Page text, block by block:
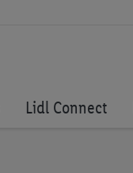
Lidl Connect